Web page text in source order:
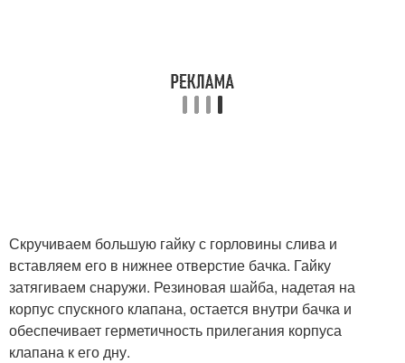
Скручиваем большую гайку с горловины слива и
вставляем его в нижнее отверстие бачка. Гайку
затягиваем снаружи. Резиновая шайба, надетая на
корпус спускного клапана, остается внутри бачка и
обеспечивает герметичность прилегания корпуса
клапана к его дну.